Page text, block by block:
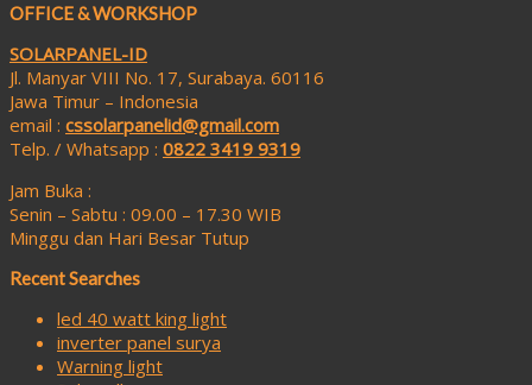
OFFICE & WORKSHOP
SOLARPANEL-ID
Jl. Manyar VIII No. 17, Surabaya. 60116
Jawa Timur – Indonesia
email : cssolarpanelid@gmail.com
Telp. / Whatsapp : 0822 3419 9319
Jam Buka :
Senin – Sabtu : 09.00 – 17.30 WIB
Minggu dan Hari Besar Tutup
Recent Searches
led 40 watt king light
inverter panel surya
Warning light